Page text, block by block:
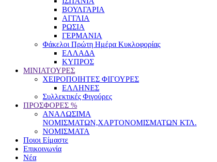
ΒΟΥΛΓΑΡΙΑ
ΑΓΓΛΙΑ
ΡΩΣΙΑ
ΓΕΡΜΑΝΙΑ
Φάκελοι Πρώτη Ημέρα Κυκλοφορίας
ΕΛΛΑΔΑ
ΚΥΠΡΟΣ
ΜΙΝΙΑΤΟΥΡΕΣ
ΧΕΙΡΟΠΟΙΗΤΕΣ ΦΙΓΟΥΡΕΣ
ΕΛΛΗΝΕΣ
Συλλεκτικές Φιγούρες
ΠΡΟΣΦΟΡΕΣ %
ΑΝΑΛΩΣΙΜΑ
ΝΟΜΙΣΜΑΤΩΝ,ΧΑΡΤΟΝΟΜΙΣΜΑΤΩΝ ΚΤΛ.
ΝΟΜΙΣΜΑΤΑ
Ποιοι Είμαστε
Επικοινωνία
Νέα